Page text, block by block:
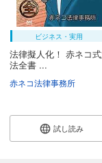
ビジネス・実用
法律擬人化！ 赤ネコ
法全書 ...
赤ネコ法律事務所
試し読み